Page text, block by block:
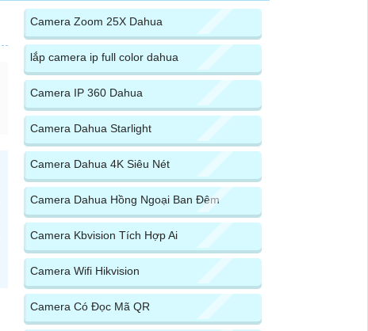
Camera Zoom 25X Dahua
lắp camera ip full color dahua
Camera IP 360 Dahua
Camera Dahua Starlight
Camera Dahua 4K Siêu Nét
Camera Dahua Hồng Ngoại Ban Đêm
Camera Kbvision Tích Hợp Ai
Camera Wifi Hikvision
Camera Có Đọc Mã QR